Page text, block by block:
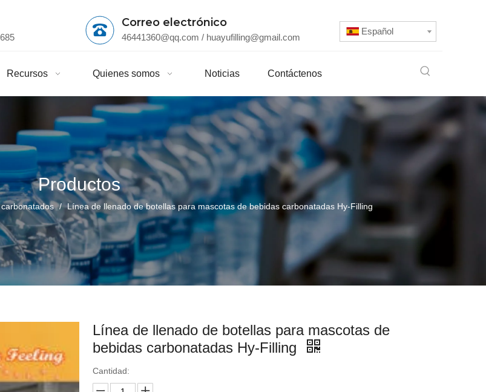
Correo electrónico
46441360@qq.com / huayufilling@gmail.com
Español
Recursos Quienes somos Noticias Contáctenos
Productos
/ Línea de llenado de botellas para mascotas de bebidas carbonatadas Hy-Filling
Línea de llenado de botellas para mascotas de
bebidas carbonatadas Hy-Filling
Cantidad: